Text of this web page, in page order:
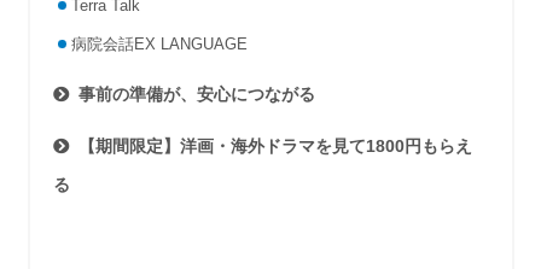
Terra Talk
病院会話EX LANGUAGE
事前の準備が、安心につながる
【期間限定】洋画・海外ドラマを見て1800円もらえ
る